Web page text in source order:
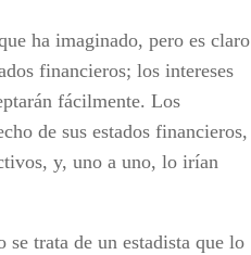
ha imaginado, pero es claro
financieros; los intereses
fácilmente. Los
de sus estados financieros,
y, uno a uno, lo irían
trata de un estadista que lo